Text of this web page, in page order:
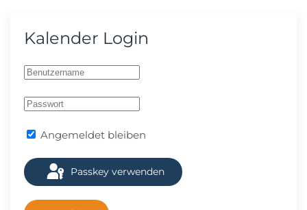
Kalender Login
Angemeldet bleiben
Passkey verwenden